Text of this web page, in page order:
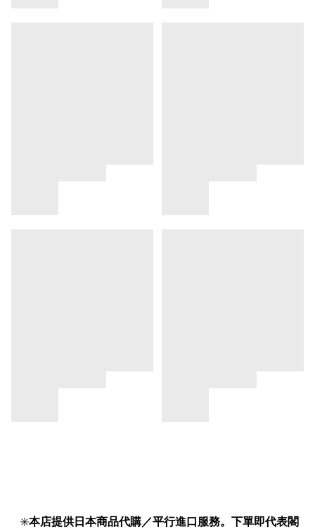
✳️本店提供日本商品代購／平行進口服務。下單即代表閣